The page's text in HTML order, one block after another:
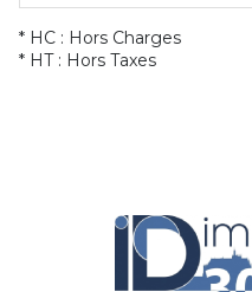
* HC : Hors Charges
* HT : Hors Taxes